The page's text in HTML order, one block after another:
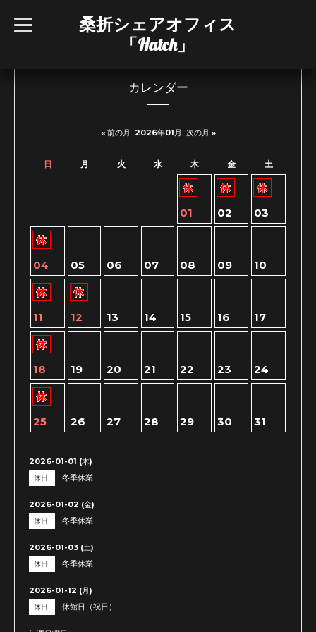
桑折シェアオフィス
「Hatch」
t
o
カレンダー
« 前の月 2026年01月 次の月 »
日 月 火 水 木 金 土
01 02 03
04 05 06 07 08 09 10
11 12 13 14 15 16 17
18 19 20 21 22 23 24
25 26 27 28 29 30 31
2026-01-01 (木)
休日 冬季休業
2026-01-02 (金)
休日 冬季休業
2026-01-03 (土)
休日 冬季休業
2026-01-12 (月)
休日 休館日（祝日）